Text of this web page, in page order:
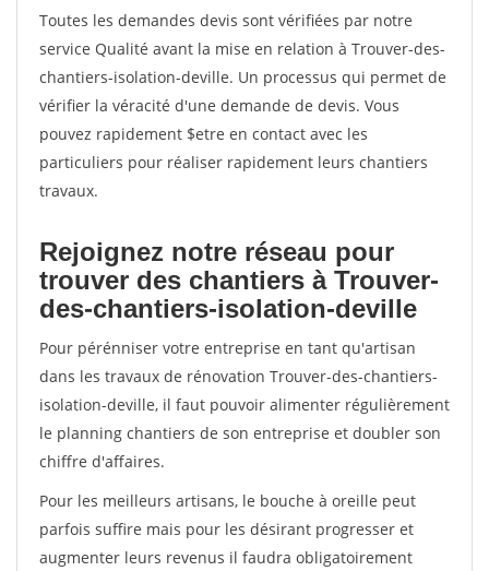
Toutes les demandes devis sont vérifiées par notre
service Qualité avant la mise en relation à Trouver-des-
chantiers-isolation-deville. Un processus qui permet de
vérifier la véracité d'une demande de devis. Vous
pouvez rapidement $etre en contact avec les
particuliers pour réaliser rapidement leurs chantiers
travaux.
Rejoignez notre réseau pour
trouver des chantiers à Trouver-
des-chantiers-isolation-deville
Pour pérénniser votre entreprise en tant qu'artisan
dans les travaux de rénovation Trouver-des-chantiers-
isolation-deville, il faut pouvoir alimenter régulièrement
le planning chantiers de son entreprise et doubler son
chiffre d'affaires.
Pour les meilleurs artisans, le bouche à oreille peut
parfois suffire mais pour les désirant progresser et
augmenter leurs revenus il faudra obligatoirement